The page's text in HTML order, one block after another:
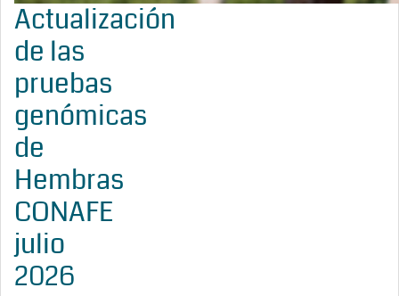
Actualización
de las
pruebas
genómicas
de
Hembras
CONAFE
julio
2026